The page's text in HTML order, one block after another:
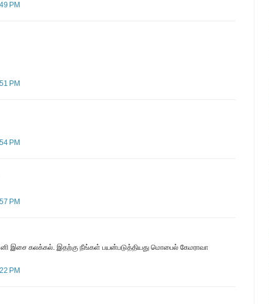
PM
PM
PM
PM
இசை கலக்கல். இதற்கு நீங்கள் பயன்படுத்தியது மொபைல் கேமராவா
PM